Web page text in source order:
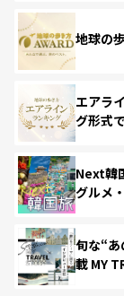
地球の
エアラ
グ形式
Next韓
グルメ
旬な“
載 MY